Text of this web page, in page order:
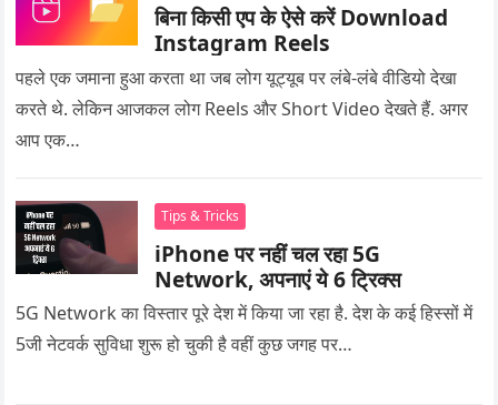
बिना किसी एप के ऐसे करें Download
Instagram Reels
पहले एक जमाना हुआ करता था जब लोग यूट्यूब पर लंबे-लंबे वीडियो देखा
करते थे. लेकिन आजकल लोग Reels और Short Video देखते हैं. अगर
आप एक…
Tips & Tricks
iPhone पर नहीं चल रहा 5G
Network, अपनाएं ये 6 ट्रिक्स
5G Network का विस्तार पूरे देश में किया जा रहा है. देश के कई हिस्सों में
5जी नेटवर्क सुविधा शुरू हो चुकी है वहीं कुछ जगह पर…